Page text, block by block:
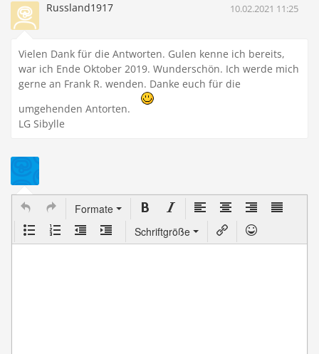
Russland1917 10.02.2021 11:25
Vielen Dank für die Antworten. Gulen kenne ich bereits,
war ich Ende Oktober 2019. Wunderschön. Ich werde mich
gerne an Frank R. wenden. Danke euch für die
umgehenden Antorten.
LG Sibylle
Formate
Schriftgröße